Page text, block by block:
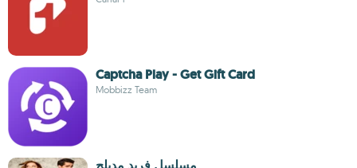
Captcha Play - Get Gift Card
Mobbizz Team